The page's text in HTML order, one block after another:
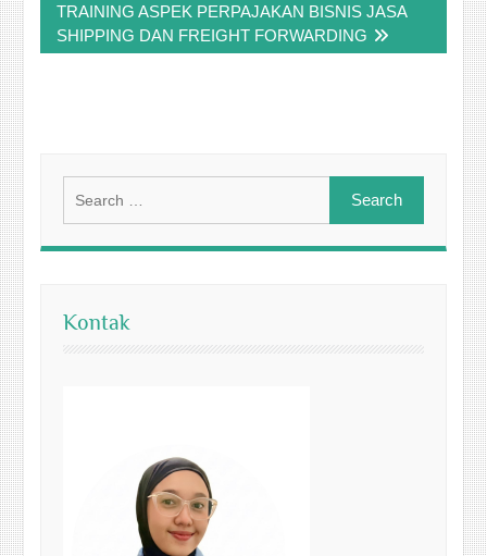
TRAINING ASPEK PERPAJAKAN BISNIS JASA
SHIPPING DAN FREIGHT FORWARDING
for:
Kontak